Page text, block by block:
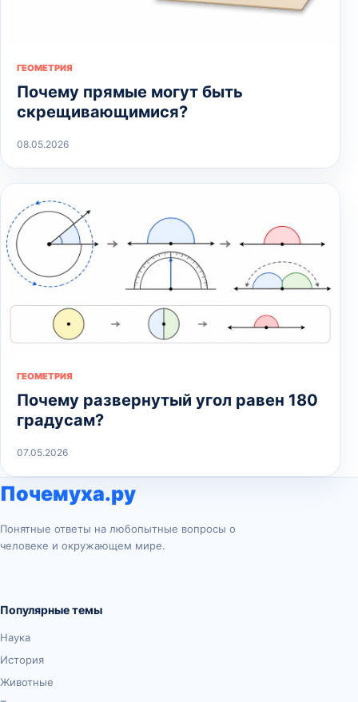
ГЕОМЕТРИЯ
Почему прямые могут быть
скрещивающимися?
08.05.2026
ГЕОМЕТРИЯ
Почему развернутый угол равен 180
градусам?
07.05.2026
Почемуха.ру
Понятные ответы на любопытные вопросы о
человеке и окружающем мире.
Популярные темы
Наука
История
Животные